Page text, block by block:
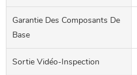
Garantie Des Composants De
Base
Sortie Vidéo-Inspection